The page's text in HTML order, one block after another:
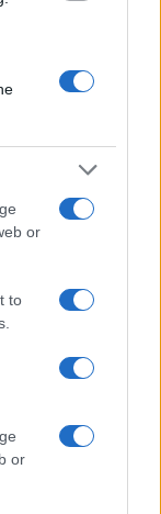
or
to
or
toscano e
metodico
'tecnica e
del